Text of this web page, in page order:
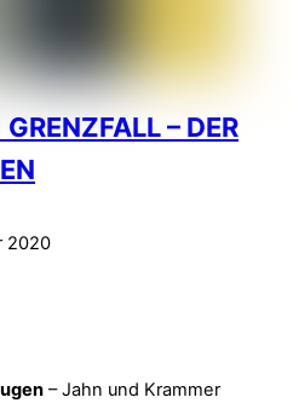
– DER
2020
– Jahn und Krammer